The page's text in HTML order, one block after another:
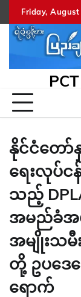
to
content
Friday,
နိုင်ငံတော်
ရေးလုပ်င
သည့်
အမည်ခံအဖွဲ့
အမျိုးသမီး
တို့ ဥပဒေ
ရောက်